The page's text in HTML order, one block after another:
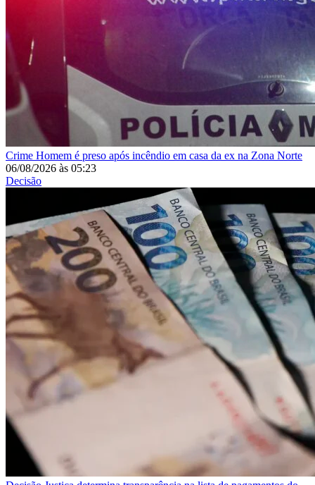
Crime Homem é preso após incêndio em casa da ex na Zona Norte
06/08/2026 às 05:23
Decisão